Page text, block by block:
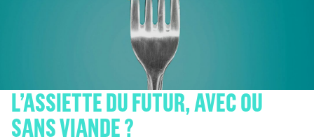
L’ASSIETTE DU FUTUR, AVEC OU
SANS VIANDE ?